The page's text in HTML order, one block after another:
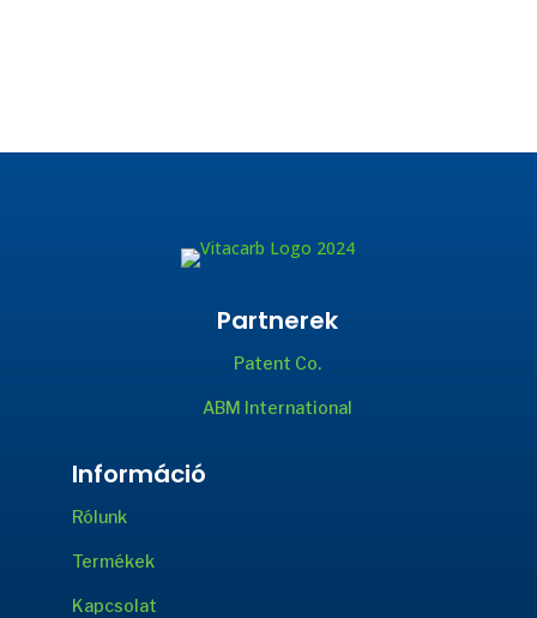
Partnerek
Patent Co.
ABM International
Információ
Rólunk
Termékek
Kapcsolat